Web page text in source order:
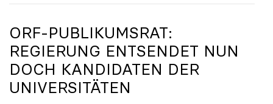
ORF-PUBLIKUMSRAT:
REGIERUNG ENTSENDET NUN
DOCH KANDIDATEN DER
UNIVERSITÄTEN